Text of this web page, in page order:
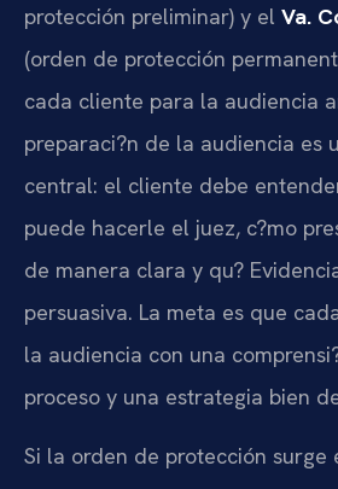
protección preliminar) y el Va.
(orden de protección
cada cliente para la audiencia
preparaci?n de la audiencia es
central: el cliente debe
puede hacerle el juez, c?mo
de manera clara y qu?
persuasiva. La meta es que
la audiencia con una
proceso y una estrategia bien
Si la orden de protección surge